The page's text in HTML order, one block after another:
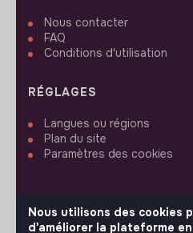
Nous contacter
FAQ
Conditions d'utilisation
RÉGLAGES
Langues ou régions
Plan du site
Paramètres des cookies
Nous utilisons des cookies
d'améliorer la plateforme